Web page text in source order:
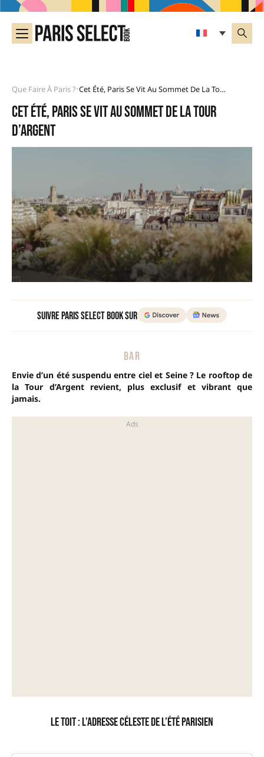
Que Faire À Paris ?• Cet Été, Paris Se Vit Au Sommet De La Tour D’Argent
Cet été, Paris se vit au sommet de la Tour
d’Argent
Suivre Paris Select Book sur
BAR
Envie d’un été suspendu entre ciel et Seine ? Le rooftop de
la Tour d’Argent revient, plus exclusif et vibrant que
jamais.
Le Toit : l’adresse céleste de l’été parisien